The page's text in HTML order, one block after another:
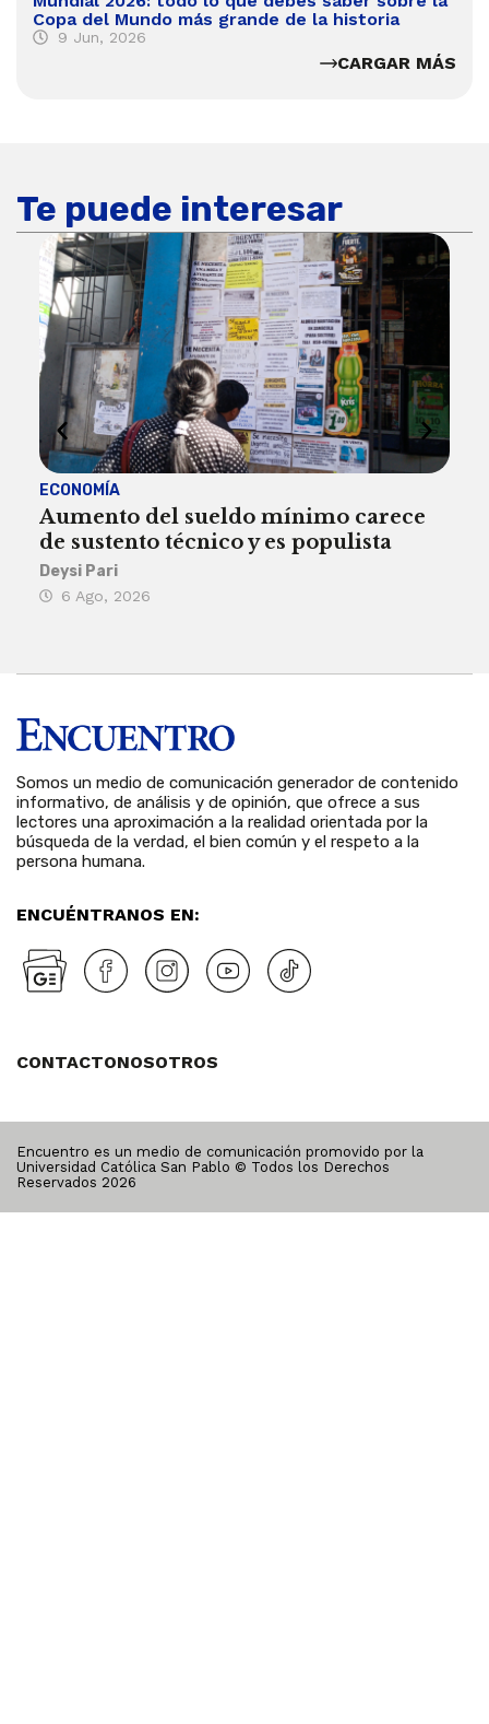
Copa del Mundo más grande de la historia
9 Jun, 2026
CARGAR MÁS
Te puede interesar
ECONOMÍA
Aumento del sueldo mínimo carece
de sustento técnico y es populista
Deysi Pari
6 Ago, 2026
Somos un medio de comunicación generador de contenido
informativo, de análisis y de opinión, que ofrece a sus
lectores una aproximación a la realidad orientada por la
búsqueda de la verdad, el bien común y el respeto a la
persona humana.
ENCUÉNTRANOS EN:
CONTACTONOSOTROS
Encuentro es un medio de comunicación promovido por la
Universidad Católica San Pablo © Todos los Derechos
Reservados 2026